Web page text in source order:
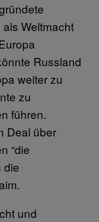
Weltmacht
Russland
weiter zu
zu
führen.
Deal über
“die
die
und